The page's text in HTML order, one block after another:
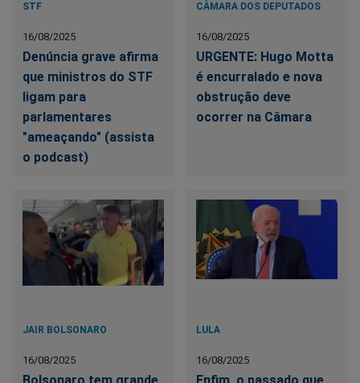
STF
16/08/2025
Denúncia grave afirma
que ministros do STF
ligam para
parlamentares
"ameaçando" (assista
o podcast)
CÂMARA DOS DEPUTADOS
16/08/2025
URGENTE: Hugo Motta
é encurralado e nova
obstrução deve
ocorrer na Câmara
JAIR BOLSONARO
16/08/2025
LULA
16/08/2025